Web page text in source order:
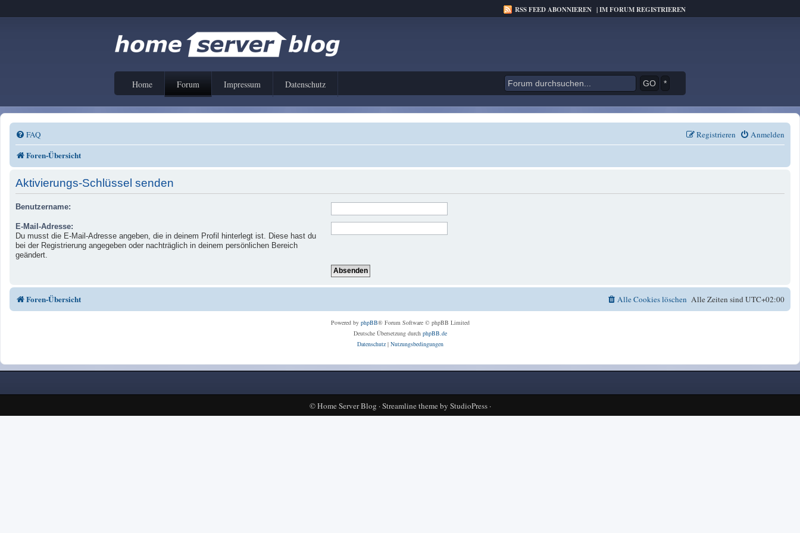
RSS FEED ABONNIEREN |IM FORUM REGISTRIEREN
Home Forum Impressum Datenschutz *
FAQ Anmelden
Registrieren
Foren-Übersicht
Aktivierungs-Schlüssel senden
Benutzername:
E-Mail-Adresse:
Du musst die E-Mail-Adresse angeben, die in deinem Profil hinterlegt ist. Diese hast du
bei der Registrierung angegeben oder nachträglich in deinem persönlichen Bereich
geändert.
Foren-Übersicht Alle Zeiten sindUTC+02:00
Alle Cookies löschen
Powered by phpBB® Forum Software © phpBB Limited
Deutsche Übersetzung durch phpBB.de
Datenschutz| Nutzungsbedingungen
©Home Server Blog ·Streamline themeby StudioPress·